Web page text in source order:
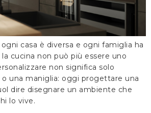
casa è diversa e ogni famiglia ha
cucina non può più essere uno
non significa solo
una maniglia: oggi progettare una
dire disegnare un ambiente che
lo vive.